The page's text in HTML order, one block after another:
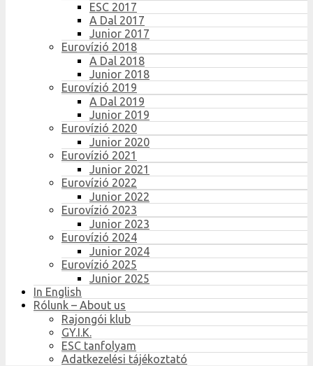
ESC 2017
A Dal 2017
Junior 2017
Eurovízió 2018
A Dal 2018
Junior 2018
Eurovízió 2019
A Dal 2019
Junior 2019
Eurovízió 2020
Junior 2020
Eurovízió 2021
Junior 2021
Eurovízió 2022
Junior 2022
Eurovízió 2023
Junior 2023
Eurovízió 2024
Junior 2024
Eurovízió 2025
Junior 2025
In English
Rólunk – About us
Rajongói klub
GY.I.K.
ESC tanfolyam
Adatkezelési tájékoztató